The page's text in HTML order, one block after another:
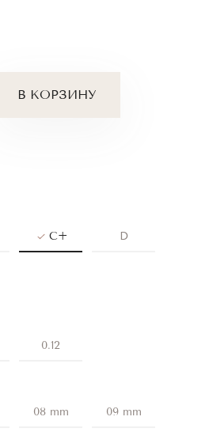
C+ D
0.12
08 mm 09 mm
В КОРЗИНУ